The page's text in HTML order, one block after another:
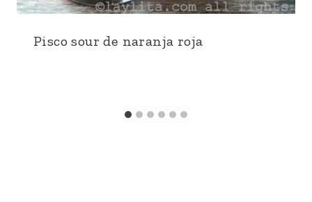
Pisco sour de naranja roja